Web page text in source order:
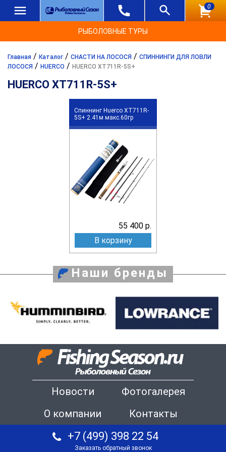
0
РЫБОЛОВНЫЕ ТУРЫ
Главная / Каталог / СНАСТИ НА ЛОСОСЯ / СПИННИНГИ ДЛЯ ЛОВЛИ
ЛОСОСЯ / HUERCO / HUERCO XT711R-5S+
HUERCO XT711R-5S+
Спиннинг Huerco XT711R-
5S+ 2.41м макс.60гр
55 400 р.
В корзину
Наши бренды
Новости
Фотогалерея
О компании
Контакты
+7 (499) 398 22 54
Заказать обратный звонок